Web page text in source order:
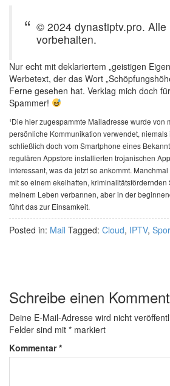
© 2024 dynastiptv.pro. Alle
vorbehalten.
Nur echt mit deklariertem „geistigen
Werbetext, der das Wort
Ferne gesehen hat. Verklag mich doch
Spammer!
¹Die hier zugespammte Mailadresse wurde von
persönliche Kommunikation verwendet,
schließlich doch vom Smartphone eines
regulären Appstore installierten trojanischen
interessant, was da jetzt so ankommt.
mit so einem ekelhaften,
meinem Leben verbannen, aber in der
führt das zur Einsamkeit.
Posted in: Mail Tagged: Cloud, IPTV,
Schreibe einen
Deine E-Mail-Adresse wird nicht
Felder sind mit * markiert
Kommentar*